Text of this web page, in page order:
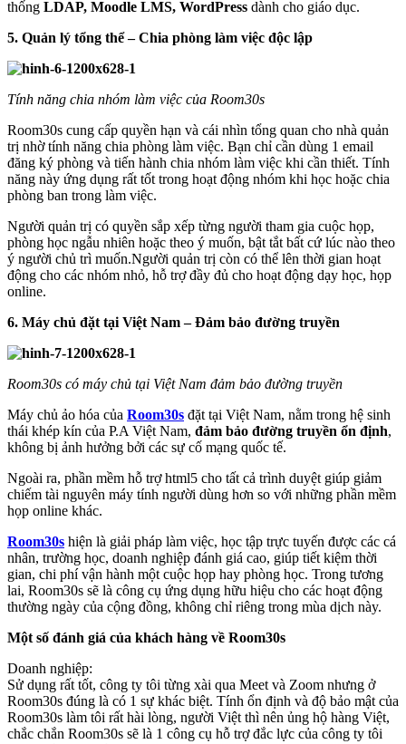
thống LDAP, Moodle LMS, WordPress dành cho giáo dục.
5. Quản lý tổng thể – Chia phòng làm việc độc lập
Tính năng chia nhóm làm việc của Room30s
Room30s cung cấp quyền hạn và cái nhìn tổng quan cho nhà quản
trị nhờ tính năng chia phòng làm việc. Bạn chỉ cần dùng 1 email
đăng ký phòng và tiến hành chia nhóm làm việc khi cần thiết. Tính
năng này ứng dụng rất tốt trong hoạt động nhóm khi học hoặc chia
phòng ban trong làm việc.
Người quản trị có quyền sắp xếp từng người tham gia cuộc họp,
phòng học ngẫu nhiên hoặc theo ý muốn, bật tắt bất cứ lúc nào theo
ý người chủ trì muốn.Người quản trị còn có thể lên thời gian hoạt
động cho các nhóm nhỏ, hỗ trợ đầy đủ cho hoạt động dạy học, họp
online.
6. Máy chủ đặt tại Việt Nam – Đảm bảo đường truyền
Room30s có máy chủ tại Việt Nam đảm bảo đường truyền
Máy chủ ảo hóa của Room30s đặt tại Việt Nam, nằm trong hệ sinh
thái khép kín của P.A Việt Nam, đảm bảo đường truyền ổn định,
không bị ảnh hưởng bởi các sự cố mạng quốc tế.
Ngoài ra, phần mềm hỗ trợ html5 cho tất cả trình duyệt giúp giảm
chiếm tài nguyên máy tính người dùng hơn so với những phần mềm
họp online khác.
Room30s hiện là giải pháp làm việc, học tập trực tuyến được các cá
nhân, trường học, doanh nghiệp đánh giá cao, giúp tiết kiệm thời
gian, chi phí vận hành một cuộc họp hay phòng học. Trong tương
lai, Room30s sẽ là công cụ ứng dụng hữu hiệu cho các hoạt động
thường ngày của cộng đồng, không chỉ riêng trong mùa dịch này.
Một số đánh giá của khách hàng về Room30s
Doanh nghiệp:
Sử dụng rất tốt, công ty tôi từng xài qua Meet và Zoom nhưng ở
Room30s đúng là có 1 sự khác biệt. Tính ổn định và độ bảo mật của
Room30s làm tôi rất hài lòng, người Việt thì nên ủng hộ hàng Việt,
chắc chắn Room30s sẽ là 1 công cụ hỗ trợ đắc lực của công ty tôi